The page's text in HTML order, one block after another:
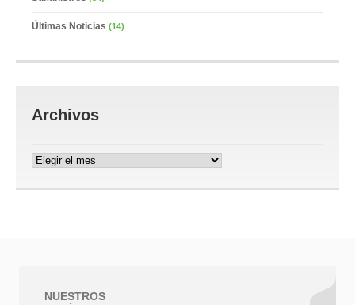
Últimas Noticias (14)
Archivos
Archivos
NUESTROS